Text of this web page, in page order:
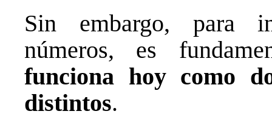
Sin embargo, para
números, es
funciona hoy como
distintos.